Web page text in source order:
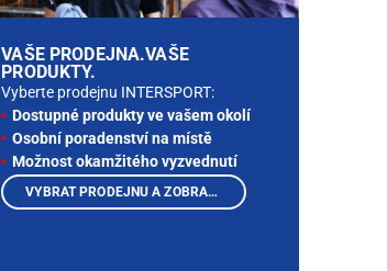
VAŠE PRODEJNA.VAŠE
PRODUKTY.
Vyberte prodejnu INTERSPORT:
Dostupné produkty ve vašem okolí
Osobní poradenství na místě
Možnost okamžitého vyzvednutí
VYBRAT PRODEJNU A ZOBRAZIT PRODUKTY